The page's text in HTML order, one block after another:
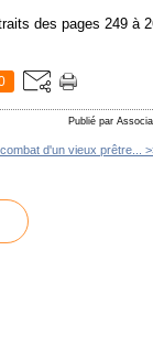
des pages 249 à
Publié par
d'un vieux prêtre...